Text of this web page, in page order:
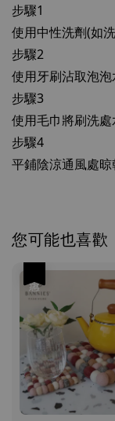
步驟1
使用中性洗劑(如
步驟2
使用牙刷沾取泡泡
步驟3
使用毛巾將刷洗處
步驟4
平鋪陰涼通風處晾
您可能也喜歡